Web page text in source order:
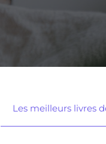
Les meilleurs livres